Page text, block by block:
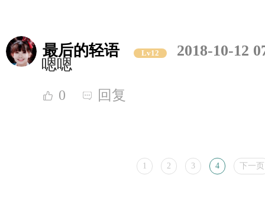
最后的轻语 Lv12
2018-10-12
嗯嗯
0 回复
1 2 3 4 下一页